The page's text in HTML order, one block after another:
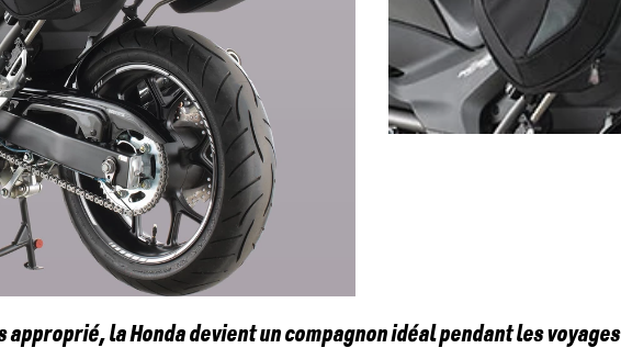
approprié, la Honda devient un compagnon idéal pendant les voyages